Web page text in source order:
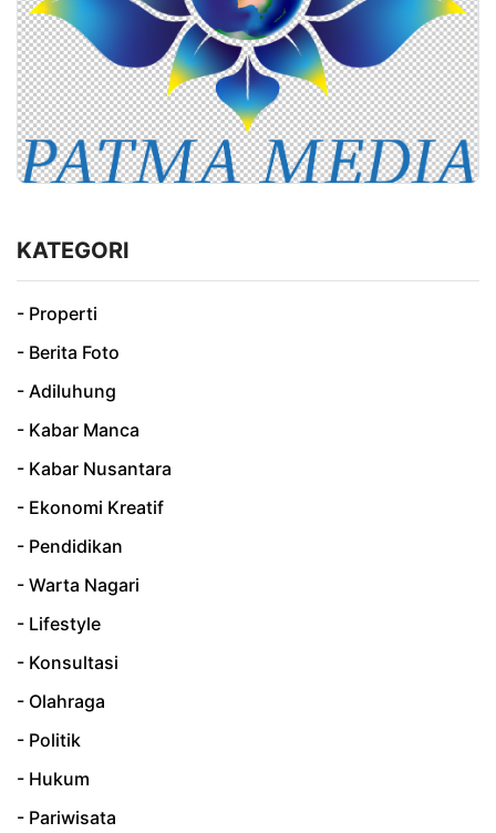
KATEGORI
- Properti
- Berita Foto
- Adiluhung
- Kabar Manca
- Kabar Nusantara
- Ekonomi Kreatif
- Pendidikan
- Warta Nagari
- Lifestyle
- Konsultasi
- Olahraga
- Politik
- Hukum
- Pariwisata